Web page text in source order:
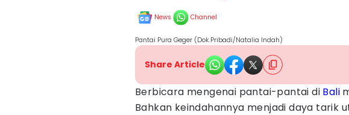
News Channel
Pantai Pura Geger (Dok.Pribadi/Natalia Indah)
Share Article
Berbicara mengenai pantai-pantai di Bali
Bahkan keindahannya menjadi daya tarik